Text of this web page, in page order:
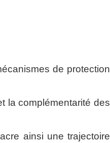
de protection
la complémentarité des
ainsi une trajectoire